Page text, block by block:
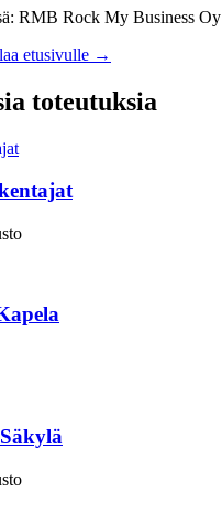
: RMB Rock My Business Oy
etusivulle →
toteutuksia